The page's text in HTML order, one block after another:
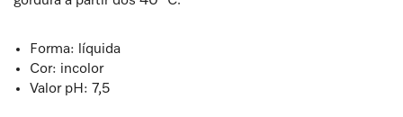
Forma: líquida
Cor: incolor
Valor pH: 7,5